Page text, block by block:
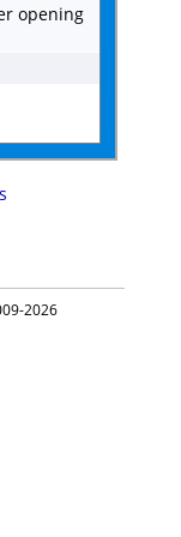
opening
2026